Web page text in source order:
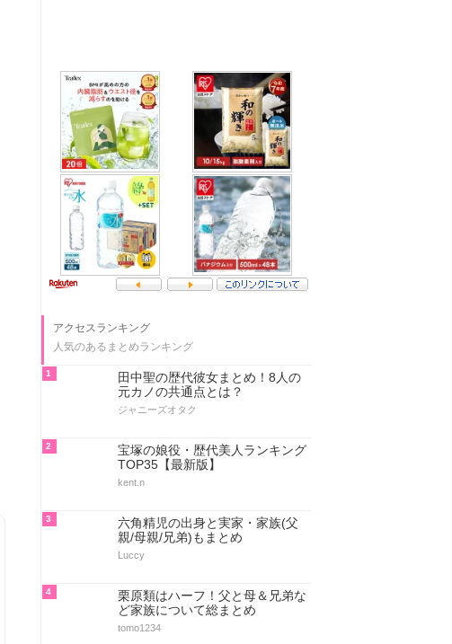
アクセスランキング
人気のあるまとめランキング
1
田中聖の歴代彼女まとめ！8人の
元カノの共通点とは？
ジャニーズオタク
2
宝塚の娘役・歴代美人ランキング
TOP35【最新版】
kent.n
3
六角精児の出身と実家・家族(父
親/母親/兄弟)もまとめ
Luccy
4
栗原類はハーフ！父と母＆兄弟な
ど家族について総まとめ
tomo1234